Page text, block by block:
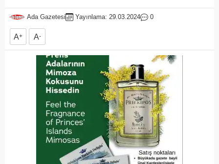
Ada Gazetesi Yayınlama: 29.03.2024 0
A+ A-